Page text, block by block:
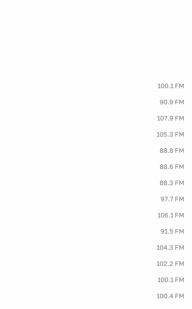
100.1 FM
90.9 FM
107.9 FM
105.3 FM
88.8 FM
88.6 FM
88.3 FM
97.7 FM
106.1 FM
91.5 FM
104.3 FM
102.2 FM
100.1 FM
100.4 FM